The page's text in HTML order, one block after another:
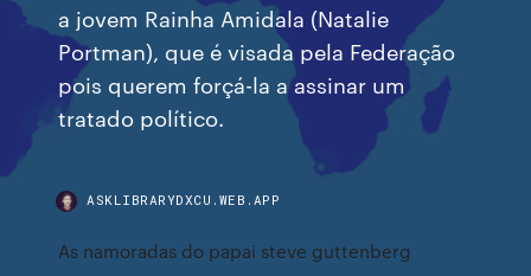
a jovem Rainha Amidala (Natalie
Portman), que é visada pela Federação
pois querem forçá-la a assinar um
tratado político.
ASKLIBRARYDXCU.WEB.APP
As namoradas do papai steve guttenberg